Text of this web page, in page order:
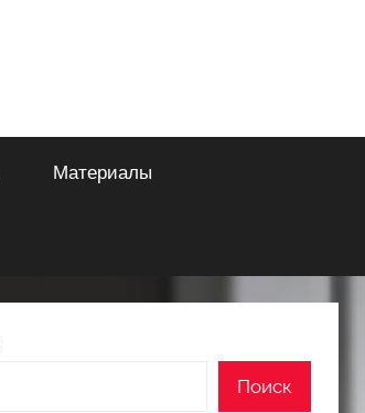
Материалы
Поиск